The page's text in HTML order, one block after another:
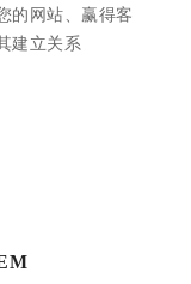
的网站、赢得客
建立关系